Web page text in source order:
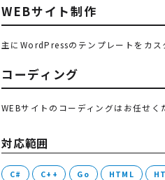
WEBサイト制作
主にWordPressのテンプレートをカス
コーディング
WEBサイトのコーディングはお任せく
対応範囲
C# C++ Go HTML